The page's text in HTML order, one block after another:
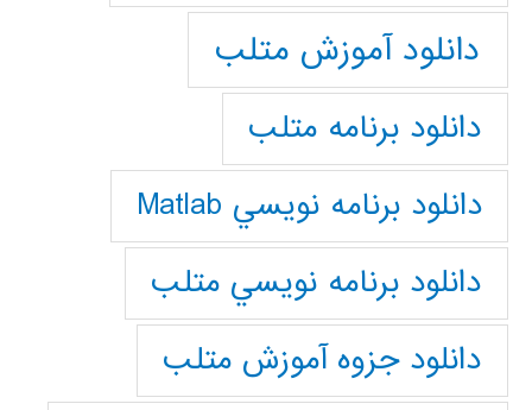
دانلود آموزش متلب
دانلود برنامه متلب
دانلود برنامه نويسي Matlab
دانلود برنامه نويسي متلب
دانلود جزوه آموزش متلب